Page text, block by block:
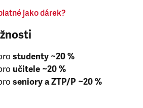
jako dárek?
studenty ~20 %
učitele ~20 %
seniory a ZTP/P ~20 %